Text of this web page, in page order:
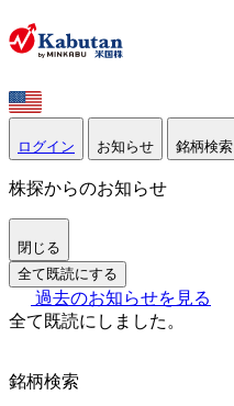
ログイン お知らせ 銘柄検索
株探からのお知らせ
閉じる
全て既読にする
過去のお知らせを見る
全て既読にしました。
銘柄検索